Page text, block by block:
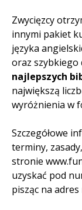
Zwycięzcy
innymi pakiet
języka
oraz szybkiego
najlepszych
największą
wyróżnienia w
Szczegółowe
terminy,
stronie
uzyskać pod
pisząc na adres